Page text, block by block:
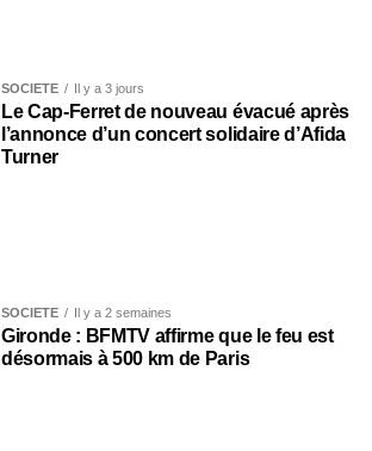
SOCIÉTÉ Il y a 3 jours
Le Cap-Ferret de nouveau évacué après
l’annonce d’un concert solidaire d’Afida
Turner
SOCIÉTÉ Il y a 2 semaines
Gironde : BFMTV affirme que le feu est
désormais à 500 km de Paris